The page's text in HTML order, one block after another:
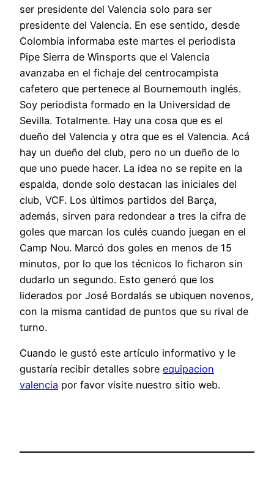
ser presidente del Valencia solo para ser
presidente del Valencia. En ese sentido, desde
Colombia informaba este martes el periodista
Pipe Sierra de Winsports que el Valencia
avanzaba en el fichaje del centrocampista
cafetero que pertenece al Bournemouth inglés.
Soy periodista formado en la Universidad de
Sevilla. Totalmente. Hay una cosa que es el
dueño del Valencia y otra que es el Valencia. Acá
hay un dueño del club, pero no un dueño de lo
que uno puede hacer. La idea no se repite en la
espalda, donde solo destacan las iniciales del
club, VCF. Los últimos partidos del Barça,
además, sirven para redondear a tres la cifra de
goles que marcan los culés cuando juegan en el
Camp Nou. Marcó dos goles en menos de 15
minutos, por lo que los técnicos lo ficharon sin
dudarlo un segundo. Esto generó que los
liderados por José Bordalás se ubiquen novenos,
con la misma cantidad de puntos que su rival de
turno.
Cuando le gustó este artículo informativo y le
gustaría recibir detalles sobre equipacion
valencia por favor visite nuestro sitio web.